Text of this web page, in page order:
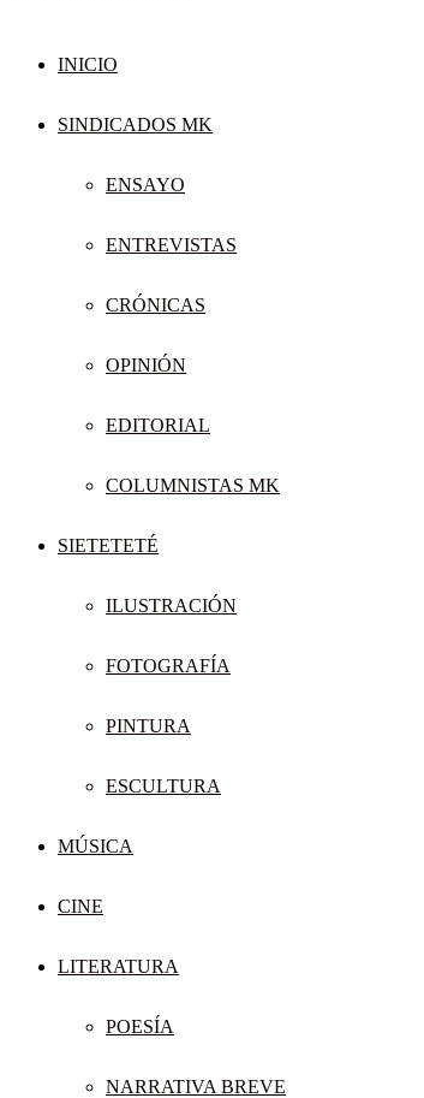
INICIO
SINDICADOS MK
ENSAYO
ENTREVISTAS
CRÓNICAS
OPINIÓN
EDITORIAL
COLUMNISTAS MK
SIETETETÉ
ILUSTRACIÓN
FOTOGRAFÍA
PINTURA
ESCULTURA
MÚSICA
CINE
LITERATURA
POESÍA
NARRATIVA BREVE